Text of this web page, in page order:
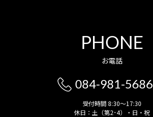
PHONE
お電話
084-981-5686
受付時間 8:30～17:30
休日：土（第2･4）・日・祝